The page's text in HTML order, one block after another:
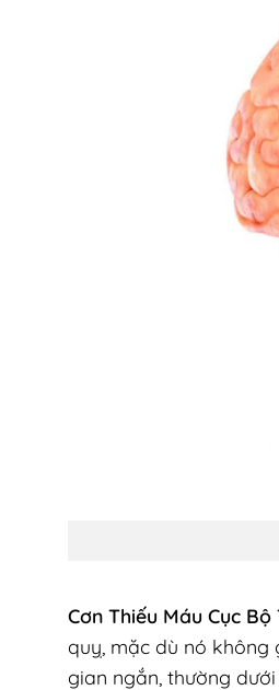
Cơn Thiếu Máu Cục
quỵ, mặc dù nó
gian ngắn, thường